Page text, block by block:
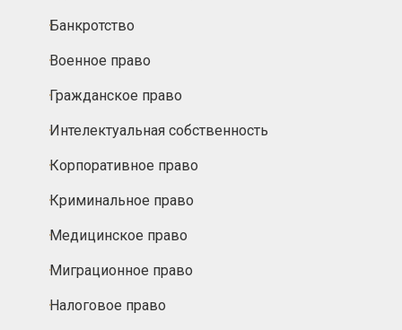
Банкротство
Военное право
Гражданское право
Интелектуальная собственность
Корпоративное право
Криминальное право
Медицинское право
Миграционное право
Налоговое право